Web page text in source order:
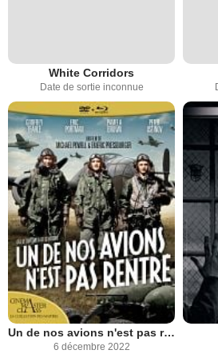
White Corridors
Date de sortie inconnue
Un de nos avions n'est pas rentré
6 décembre 2022